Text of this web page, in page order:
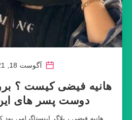
آگوست 18, 2021
هانیه فیضی کیست ؟
دوست پسر های
هانیه فیضی ، بلاگر اینستاگرامی